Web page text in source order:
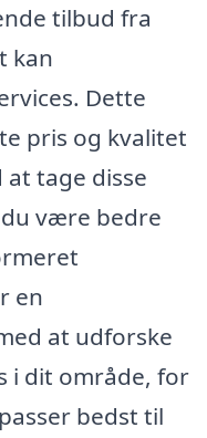
tilbud fra
kan
Dette
pris og kvalitet
at tage disse
være bedre
en
at udforske
i dit område, for
bedst til